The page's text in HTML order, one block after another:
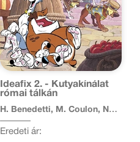
Ideafix 2. - Kutyakínálat
római tálkán
H. Benedetti, M. Coulon, N.
Eredeti ár: